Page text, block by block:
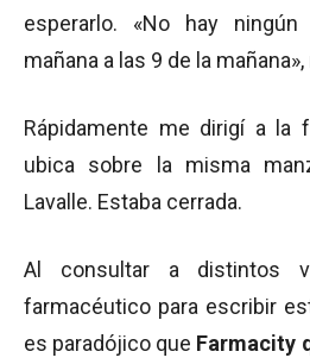
esperarlo. «No hay
mañana a las 9 de la
Rápidamente me dirigí a la
ubica sobre la misma
Lavalle. Estaba cerrada.
Al consultar a distintos
farmacéutico para escribir
es paradójico que Farmacity